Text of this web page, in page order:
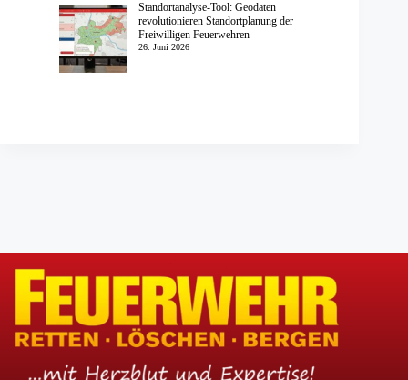
Standortanalyse-Tool: Geodaten
revolutionieren Standortplanung der
Freiwilligen Feuerwehren
26. Juni 2026